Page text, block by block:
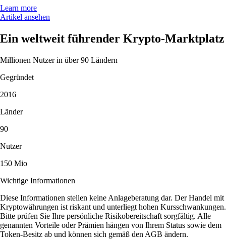
Learn more
Artikel ansehen
Ein weltweit führender Krypto-Marktplatz
Millionen Nutzer in über 90 Ländern
Gegründet
2016
Länder
90
Nutzer
150 Mio
Wichtige Informationen
Diese Informationen stellen keine Anlageberatung dar. Der Handel mit
Kryptowährungen ist riskant und unterliegt hohen Kursschwankungen.
Bitte prüfen Sie Ihre persönliche Risikobereitschaft sorgfältig. Alle
genannten Vorteile oder Prämien hängen von Ihrem Status sowie dem
Token-Besitz ab und können sich gemäß den AGB ändern.